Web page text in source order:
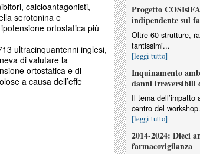
calcioantagonisti,
serotonina e
ortostatica più
ultracinquantenni inglesi,
di valutare la
ortostatica e di
a causa dell’effe
Progetto
indipendente sul
Oltre 60 strutture,
tantissimi...
[leggi tutto]
Inquinamento
danni irreversibili
Il tema
centro del
[leggi tutto]
2014-2024: Dieci
farmacovigilanza